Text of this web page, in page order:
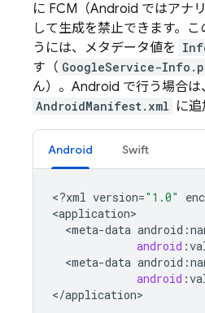
に FCM（Android ではアナ
して生成を禁止できます。
うには、メタデータ値を
す（ GoogleService-
ん）。Android で行う場合は
AndroidManifest.xml に追
Android Swift
<?xml version="1.0"
<application
<meta-data android :
android :
<meta-data android :
android :
</application>